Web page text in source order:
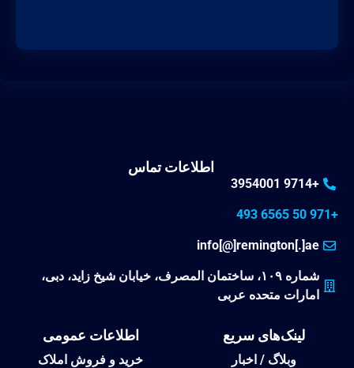
اطلاعات تماس
+9714 3954001
info[@]remington[.]ae
شماره ۱۰۹، ساختمان المصرف، خیابان شیخ زاید، دبی،
امارات متحده عربی
لینک‌های سریع
وبلاگ / اخبار
اطلاعات عمومی
خرید و فروش املاک